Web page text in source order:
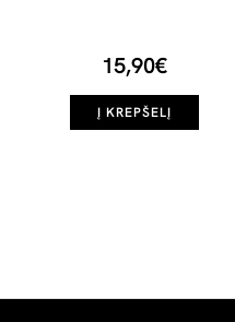
15,90€
Į KREPŠELĮ